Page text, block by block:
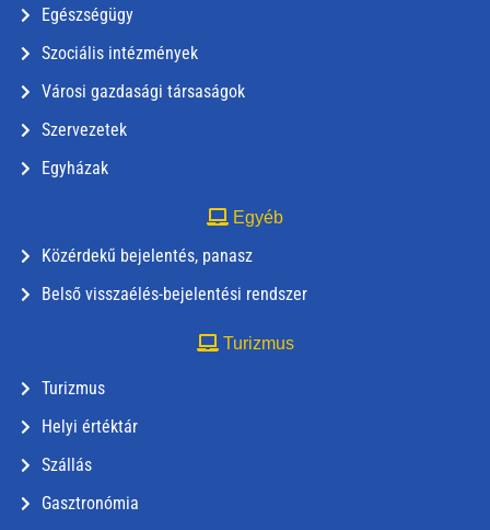
Egészségügy
Szociális intézmények
Városi gazdasági társaságok
Szervezetek
Egyházak
Egyéb
Közérdekű bejelentés, panasz
Belső visszaélés-bejelentési rendszer
Turizmus
Turizmus
Helyi értéktár
Szállás
Gasztronómia